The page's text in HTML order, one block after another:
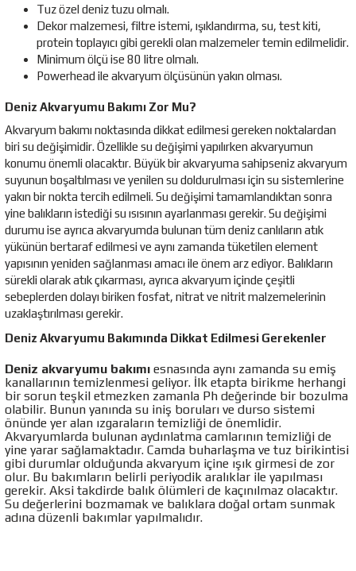
Tuz özel deniz tuzu olmalı.
Dekor malzemesi, filtre istemi, ışıklandırma, su, test kiti,
protein toplayıcı gibi gerekli olan malzemeler temin edilmelidir.
Minimum ölçü ise 80 litre olmalı.
Powerhead ile akvaryum ölçüsünün yakın olması.
Deniz Akvaryumu Bakımı Zor Mu?
Akvaryum bakımı noktasında dikkat edilmesi gereken noktalardan
biri su değişimidir. Özellikle su değişimi yapılırken akvaryumun
konumu önemli olacaktır. Büyük bir akvaryuma sahipseniz akvaryum
suyunun boşaltılması ve yenilen su doldurulması için su sistemlerine
yakın bir nokta tercih edilmeli. Su değişimi tamamlandıktan sonra
yine balıkların istediği su ısısının ayarlanması gerekir. Su değişimi
durumu ise ayrıca akvaryumda bulunan tüm deniz canlıların atık
yükünün bertaraf edilmesi ve aynı zamanda tüketilen element
yapısının yeniden sağlanması amacı ile önem arz ediyor. Balıkların
sürekli olarak atık çıkarması, ayrıca akvaryum içinde çeşitli
sebeplerden dolayı biriken fosfat, nitrat ve nitrit malzemelerinin
uzaklaştırılması gerekir.
Deniz Akvaryumu Bakımında Dikkat Edilmesi Gerekenler
Deniz akvaryumu bakımı esnasında aynı zamanda su emiş
kanallarının temizlenmesi geliyor. İlk etapta birikme herhangi
bir sorun teşkil etmezken zamanla Ph değerinde bir bozulma
olabilir. Bunun yanında su iniş boruları ve durso sistemi
önünde yer alan ızgaraların temizliği de önemlidir.
Akvaryumlarda bulunan aydınlatma camlarının temizliği de
yine yarar sağlamaktadır. Camda buharlaşma ve tuz birikintisi
gibi durumlar olduğunda akvaryum içine ışık girmesi de zor
olur. Bu bakımların belirli periyodik aralıklar ile yapılması
gerekir. Aksi takdirde balık ölümleri de kaçınılmaz olacaktır.
Su değerlerini bozmamak ve balıklara doğal ortam sunmak
adına düzenli bakımlar yapılmalıdır.